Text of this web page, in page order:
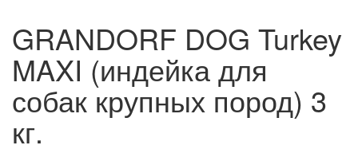
GRANDORF DOG Turkey
MAXI (индейка для
собак крупных пород) 3
кг.